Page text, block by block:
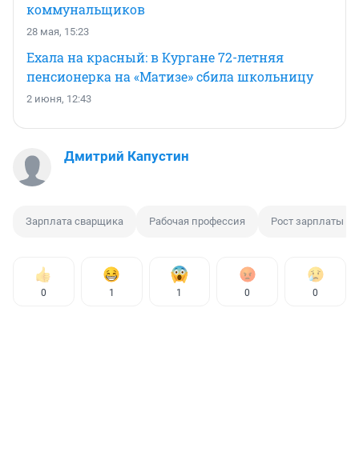
коммунальщиков
28 мая, 15:23
Ехала на красный: в Кургане 72-летняя
пенсионерка на «Матизе» сбила школьницу
2 июня, 12:43
Дмитрий Капустин
Зарплата сварщика Рабочая профессия Рост зарплаты
0 1 1 0 0